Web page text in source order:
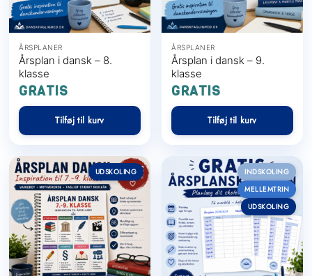
ÅRSPLANER
Årsplan i dansk – 8.
klasse
GRATIS
Tilføj til kurv
ÅRSPLANER
Årsplan i dansk – 9.
klasse
GRATIS
Tilføj til kurv
UDSKOLING
INDSKOLING
MELLEMTRIN
UDSKOLING
Få mere ud af din
undervisning
Vælg det medlemskab der passer til dig — og spar